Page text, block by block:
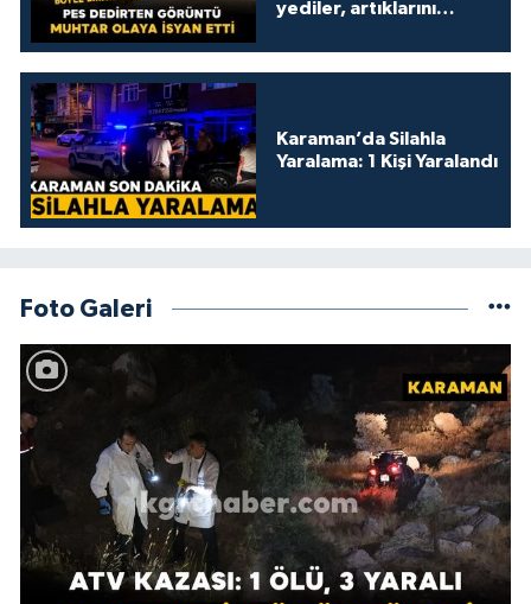
yediler, artıklarını
Karaman’da Silahla
Yaralama: 1 Kişi Yaralandı
Foto Galeri